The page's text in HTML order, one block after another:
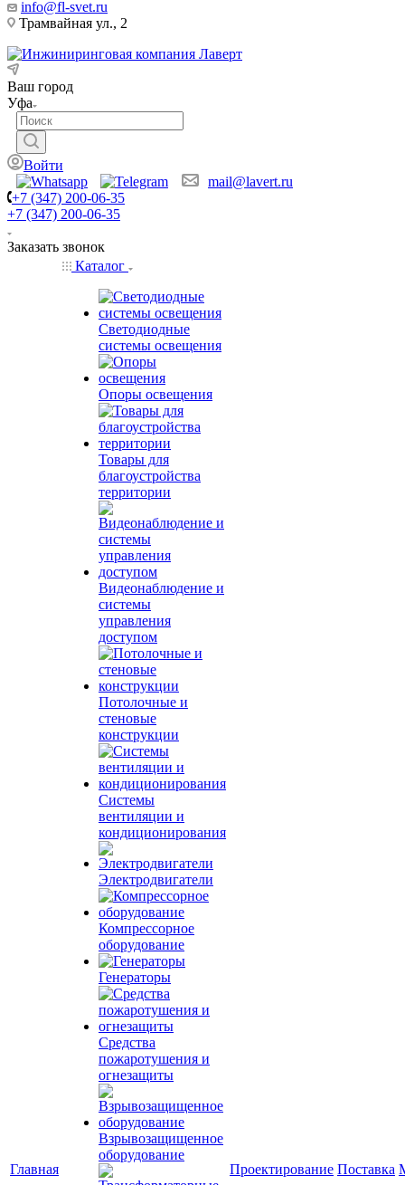
info@fl-svet.ru
Трамвайная ул., 2
Ваш город
Уфа
Войти
mail@lavert.ru
+7 (347) 200-06-35
+7 (347) 200-06-35
Заказать звонок
Главная
Каталог
Светодиодные
системы освещения
Опоры освещения
Товары для
благоустройства
территории
Видеонаблюдение и
системы
управления
доступом
Потолочные и
стеновые
конструкции
Системы
вентиляции и
кондиционирования
Электродвигатели
Компрессорное
оборудование
Генераторы
Средства
пожаротушения и
огнезащиты
Взрывозащищенное
оборудование
Проектирование Поставка